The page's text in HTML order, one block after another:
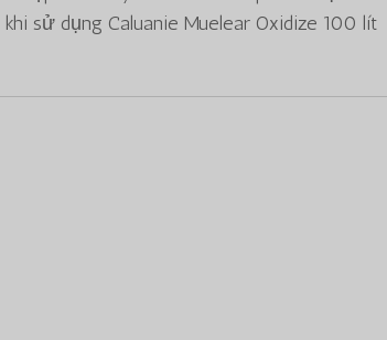
sử dụng Caluanie Muelear Oxidize 100 lít